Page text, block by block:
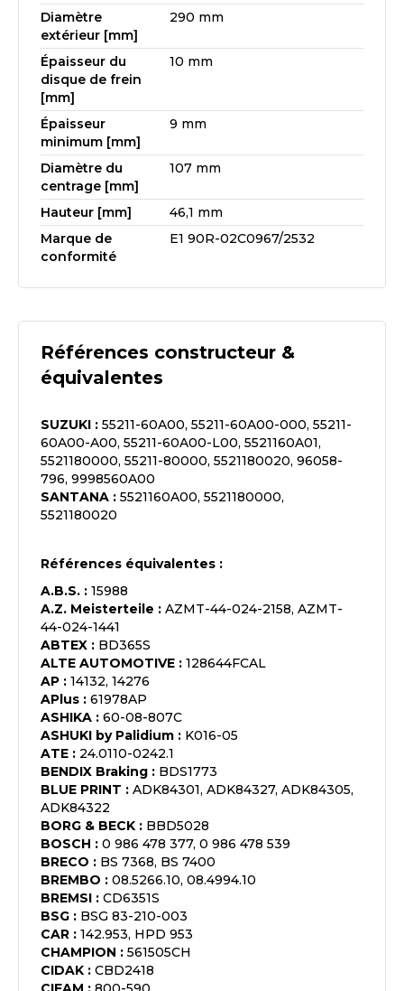
Diamètre
extérieur [mm]
290 mm
Épaisseur du
disque de frein
[mm]
10 mm
Épaisseur
minimum [mm]
9 mm
Diamètre du
centrage [mm]
107 mm
Hauteur [mm]
46,1 mm
Marque de
conformité
E1 90R-02C0967/2532
Références constructeur &
équivalentes
SUZUKI : 55211-60A00, 55211-60A00-000, 55211-
60A00-A00, 55211-60A00-L00, 5521160A01,
5521180000, 55211-80000, 5521180020, 96058-
796, 9998560A00
SANTANA : 5521160A00, 5521180000,
5521180020
Références équivalentes :
A.B.S. : 15988
A.Z. Meisterteile : AZMT-44-024-2158, AZMT-
44-024-1441
ABTEX : BD365S
ALTE AUTOMOTIVE : 128644FCAL
AP : 14132, 14276
APlus : 61978AP
ASHIKA : 60-08-807C
ASHUKI by Palidium : K016-05
ATE : 24.0110-0242.1
BENDIX Braking : BDS1773
BLUE PRINT : ADK84301, ADK84327, ADK84305,
ADK84322
BORG & BECK : BBD5028
BOSCH : 0 986 478 377, 0 986 478 539
BRECO : BS 7368, BS 7400
BREMBO : 08.5266.10, 08.4994.10
BREMSI : CD6351S
BSG : BSG 83-210-003
CAR : 142.953, HPD 953
CHAMPION : 561505CH
CIDAK : CBD2418